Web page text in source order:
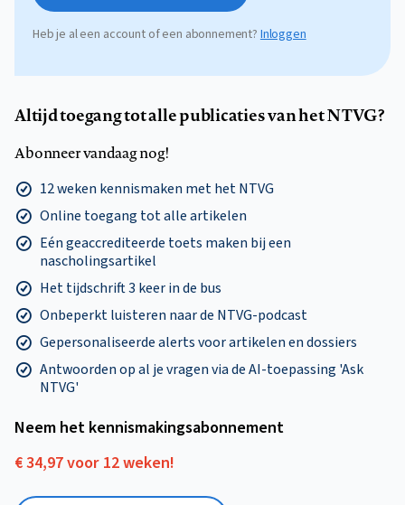
Heb je al een account of een abonnement? Inloggen
Altijd toegang tot alle publicaties van het NTVG?
Abonneer vandaag nog!
12 weken kennismaken met het NTVG
Online toegang tot alle artikelen
Eén geaccrediteerde toets maken bij een
nascholingsartikel
Het tijdschrift 3 keer in de bus
Onbeperkt luisteren naar de NTVG-podcast
Gepersonaliseerde alerts voor artikelen en dossiers
Antwoorden op al je vragen via de AI-toepassing 'Ask
NTVG'
Neem het kennismakings­abonnement
€ 34,97 voor 12 weken!